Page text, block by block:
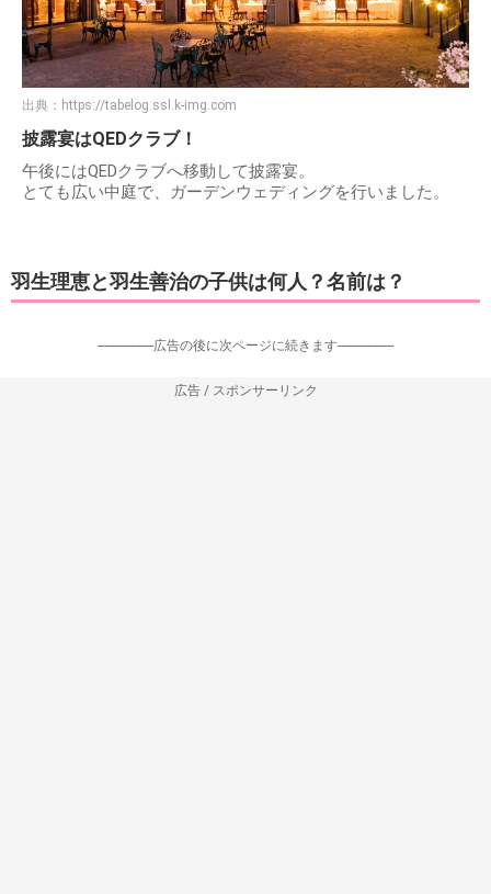
出典： https://tabelog.ssl.k-img.com
披露宴はQEDクラブ！
午後にはQEDクラブへ移動して披露宴。
とても広い中庭で、ガーデンウェディングを行いました。
羽生理恵と羽生善治の子供は何人？名前は？
-----------------広告の後に次ページに続きます-----------------
広告 / スポンサーリンク